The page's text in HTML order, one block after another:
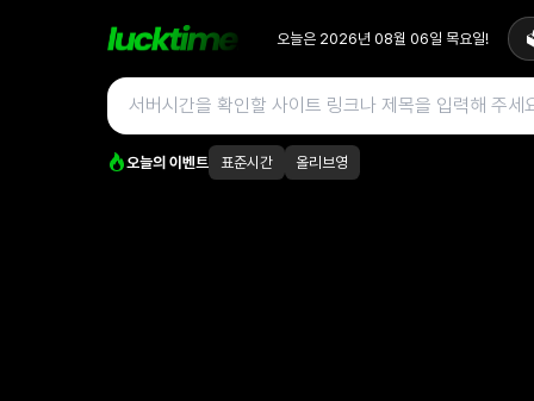
오늘은 2026년 08월 06일 목요일!
오늘의 이벤트 표준시간 올리브영